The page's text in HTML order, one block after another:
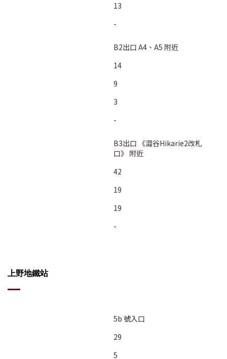
13
-
B2出口 A4、A5 附近
14
9
3
-
B3出口 《澀谷Hikarie2改札
口》 附近
42
19
19
-
上野地鐵站
5b 號入口
29
5